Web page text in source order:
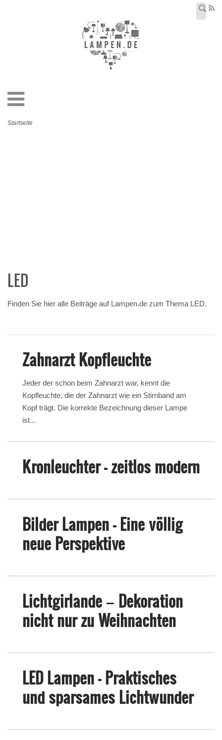
Startseite
LED
Finden Sie hier alle Beiträge auf Lampen.de zum Thema LED.
Zahnarzt Kopfleuchte
Jeder der schon beim Zahnarzt war, kennt die
Kopfleuchte, die der Zahnarzt wie ein Stirnband am
Kopf trägt. Die korrekte Bezeichnung dieser Lampe
ist...
Kronleuchter - zeitlos modern
Bilder Lampen - Eine völlig
neue Perspektive
Lichtgirlande – Dekoration
nicht nur zu Weihnachten
LED Lampen - Praktisches
und sparsames Lichtwunder